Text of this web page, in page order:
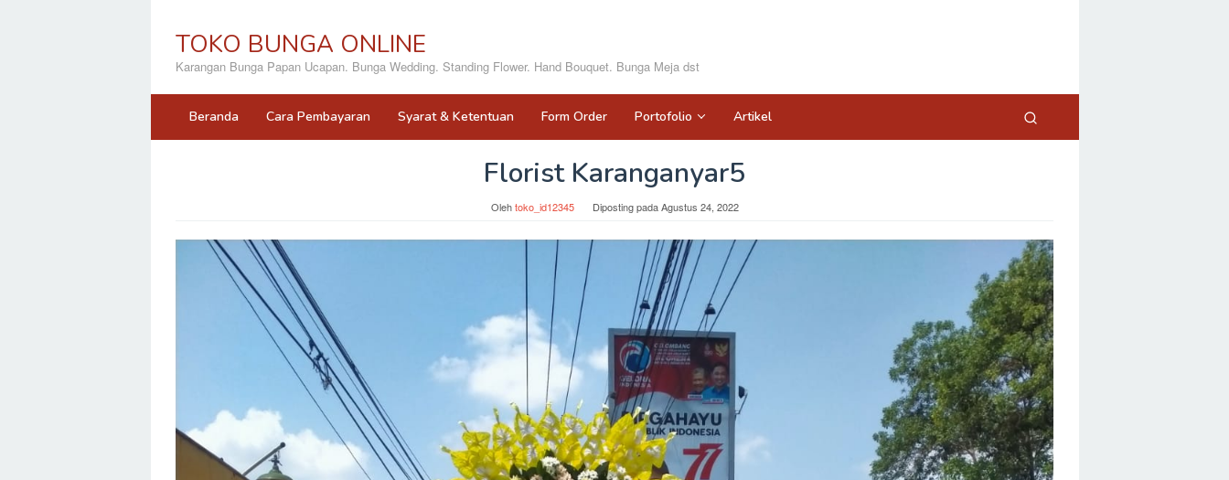
TOKO BUNGA ONLINE
Karangan Bunga Papan Ucapan. Bunga Wedding. Standing Flower. Hand Bouquet. Bunga Meja dst
Beranda Cara Pembayaran Syarat & Ketentuan Form Order Portofolio Artikel
Florist Karanganyar5
Olehtoko_id12345 Diposting padaAgustus 24, 2022